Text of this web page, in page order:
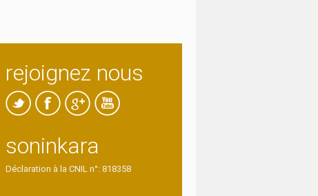
rejoignez nous
soninkara
Déclaration à la CNIL n°: 818358